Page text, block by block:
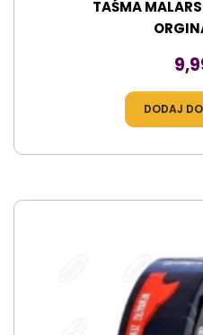
TAŚMA
DODAJ